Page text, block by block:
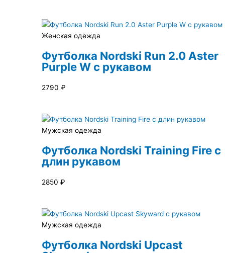
Женская одежда
Футболка Nordski Run 2.0 Aster
Purple W с рукавом
2790 ₽
Мужская одежда
Футболка Nordski Training Fire с
длин рукавом
2850 ₽
Мужская одежда
Футболка Nordski Upcast